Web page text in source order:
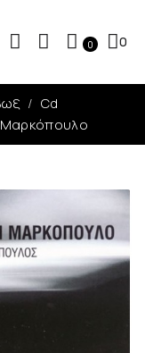
0 0
Cd
Μαρκόπουλο